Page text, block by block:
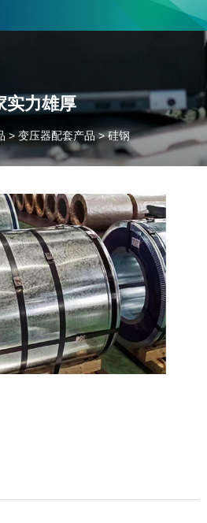
司欢迎合作咨询！
联系电话：18037947756
实力雄厚
> 变压器配套产品 >硅钢